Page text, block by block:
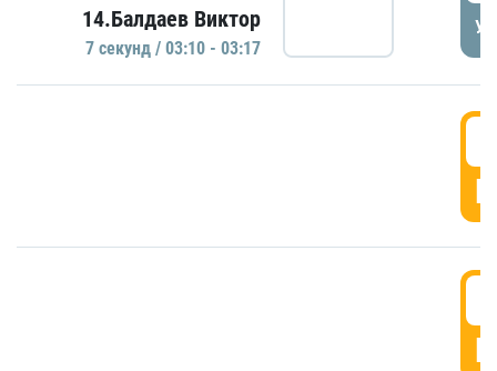
14.Балдаев Виктор
7 секунд / 03:10 - 03:17